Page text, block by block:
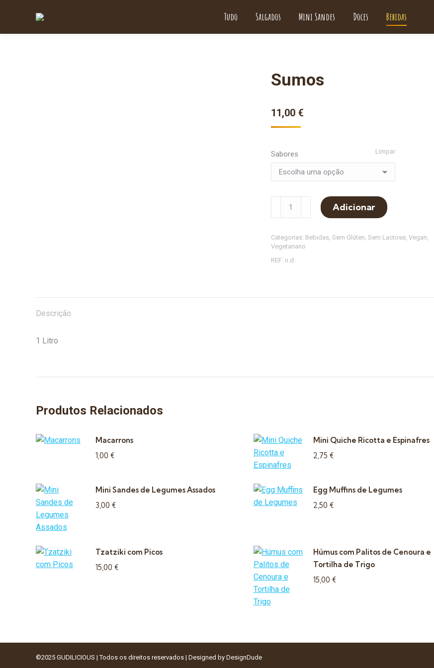
Tudo Salgados Mini Sandes Doces Bebidas
Sumos
11,00 €
Sabores Limpar
Quantidade
Adicionar
Categorias: Bebidas, Sem Glúten, Sem Lactose, Vegan,
Vegetariano
REF: n.d.
Descrição
1 Litro
Produtos Relacionados
Macarrons
1,00 €
Mini Quiche Ricotta e Espinafres
2,75 €
Mini Sandes de Legumes Assados
3,00 €
Egg Muffins de Legumes
2,50 €
Tzatziki com Picos
15,00 €
Húmus com Palitos de Cenoura e
Tortilha de Trigo
15,00 €
©2025 GUDILICIOUS | Todos os direitos reservados | Designed by DesignDude